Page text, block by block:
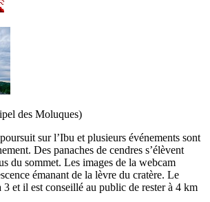
des Moluques)
sur l’Ibu et plusieurs événements sont
Des panaches de cendres s’élèvent
du sommet. Les images de la webcam
émanant de la lèvre du cratère. Le
3 et il est conseillé au public de rester à 4 km